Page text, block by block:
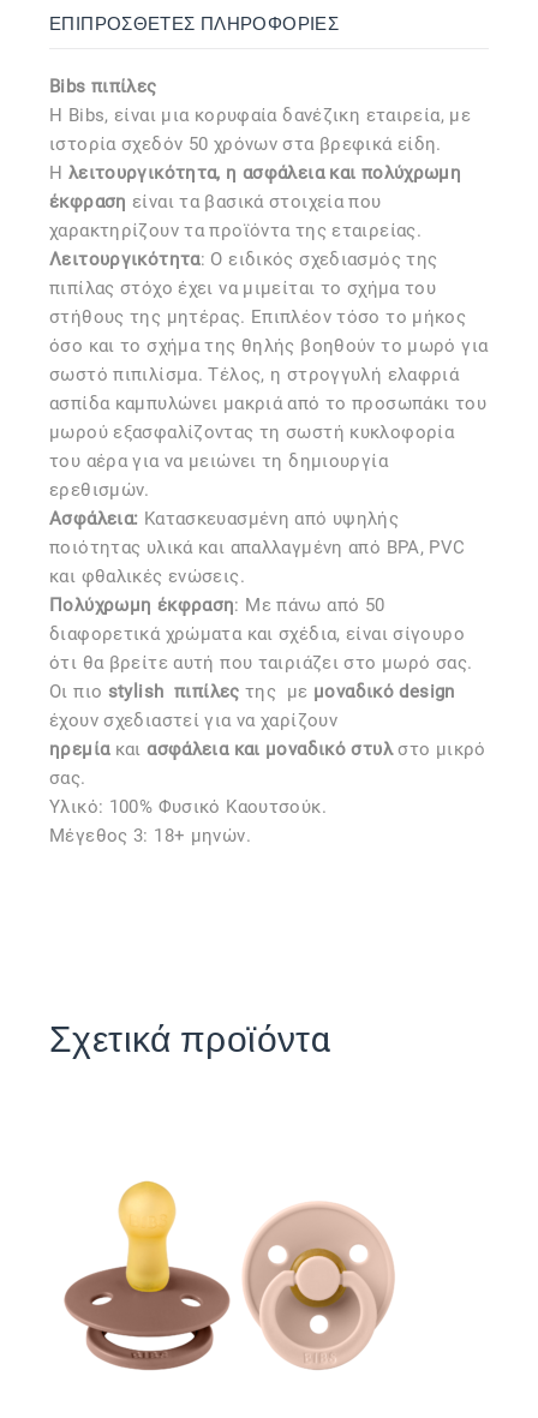
ΕΠΙΠΡΌΣΘΕΤΕΣ ΠΛΗΡΟΦΟΡΊΕΣ
Bibs πιπίλες
Η Bibs, είναι μια κορυφαία δανέζικη εταιρεία, με
ιστορία σχεδόν 50 χρόνων στα βρεφικά είδη.
Η λειτουργικότητα, η ασφάλεια και πολύχρωμη
έκφραση είναι τα βασικά στοιχεία που
χαρακτηρίζουν τα προϊόντα της εταιρείας.
Λειτουργικότητα: Ο ειδικός σχεδιασμός της
πιπίλας στόχο έχει να μιμείται το σχήμα του
στήθους της μητέρας. Επιπλέον τόσο το μήκος
όσο και το σχήμα της θηλής βοηθούν το μωρό για
σωστό πιπιλίσμα. Τέλος, η στρογγυλή ελαφριά
ασπίδα καμπυλώνει μακριά από το προσωπάκι του
μωρού εξασφαλίζοντας τη σωστή κυκλοφορία
του αέρα για να μειώνει τη δημιουργία
ερεθισμών.
Ασφάλεια: Kατασκευασμένη από υψηλής
ποιότητας υλικά και απαλλαγμένη από BPA, PVC
και φθαλικές ενώσεις.
Πολύχρωμη έκφραση: Με πάνω από 50
διαφορετικά χρώματα και σχέδια, είναι σίγουρο
ότι θα βρείτε αυτή που ταιριάζει στο μωρό σας.
Οι πιο stylish πιπίλες της με μοναδικό design
έχουν σχεδιαστεί για να χαρίζουν
ηρεμίακαιασφάλεια και μοναδικό στυλστο μικρό
σας.
Υλικό: 100% Φυσικό Καουτσούκ.
Μέγεθος 3: 18+ μηνών.
Σχετικά προϊόντα